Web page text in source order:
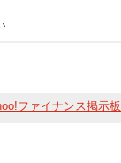
ファイナンス掲示板